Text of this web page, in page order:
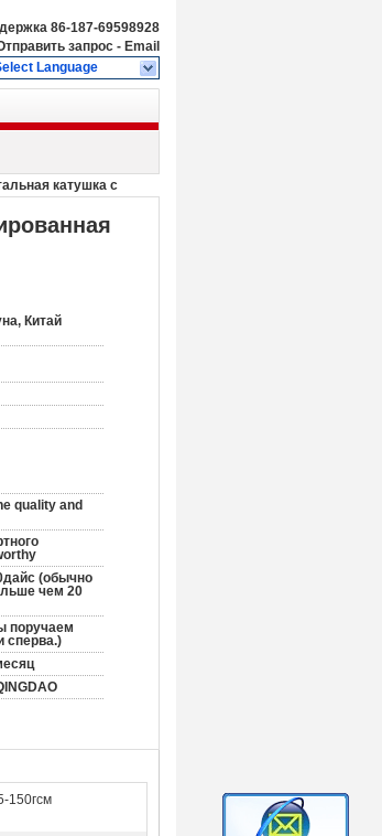
86-187-69598928
запрос - Email
Language
катушка с
Китай
quality and
(обычно
чем 20
поручаем
сперва.)
150гсм